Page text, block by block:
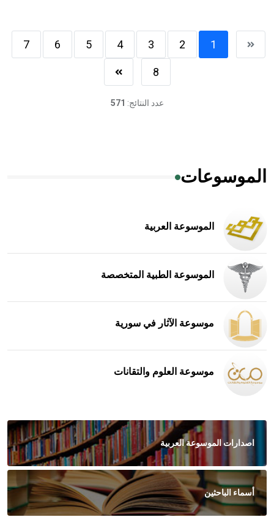
1
2
3
4
5
6
7
8
عدد النتائج: 571
الموسوعات
الموسوعة العربية
الموسوعة الطبية المتخصصة
موسوعة الآثار في سورية
موسوعة العلوم والتقانات
اصدارات الموسوعة العربية
أسماء الباحثين